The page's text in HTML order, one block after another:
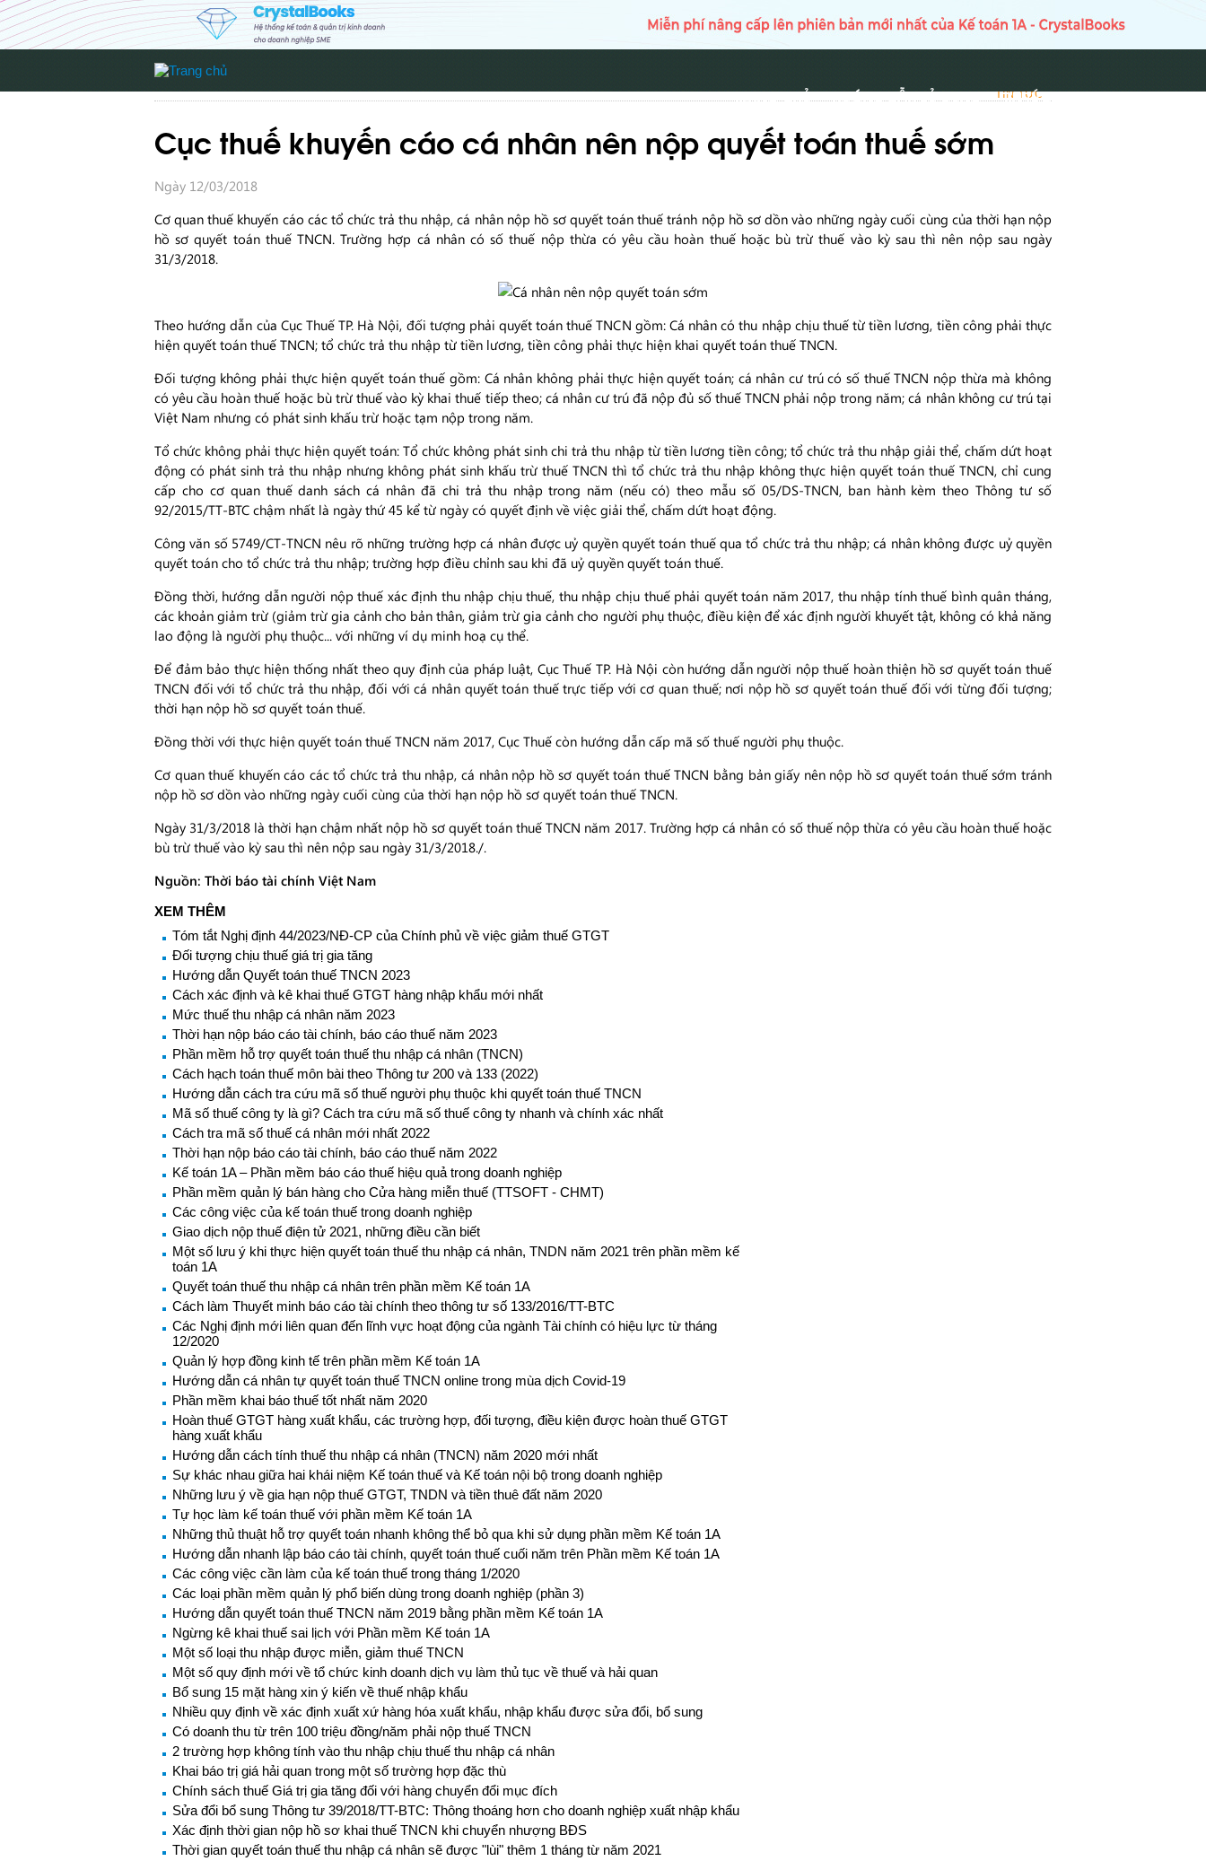
TRANG CHỦ HƯỚNG DẪN SỬ DỤNG TIN TỨC
TIN TỨC
Cục thuế khuyến cáo cá nhân nên nộp quyết toán thuế sớm
Ngày 12/03/2018
Cơ quan thuế khuyến cáo các tổ chức trả thu nhập, cá nhân nộp hồ sơ quyết toán thuế tránh nộp hồ sơ dồn vào những ngày cuối cùng của thời hạn nộp
hồ sơ quyết toán thuế TNCN. Trường hợp cá nhân có số thuế nộp thừa có yêu cầu hoàn thuế hoặc bù trừ thuế vào kỳ sau thì nên nộp sau ngày
31/3/2018.
Theo hướng dẫn của Cục Thuế TP. Hà Nội, đối tượng phải quyết toán thuế TNCN gồm: Cá nhân có thu nhập chịu thuế từ tiền lương, tiền công phải thực
hiện quyết toán thuế TNCN; tổ chức trả thu nhập từ tiền lương, tiền công phải thực hiện khai quyết toán thuế TNCN.
Đối tượng không phải thực hiện quyết toán thuế gồm: Cá nhân không phải thực hiện quyết toán; cá nhân cư trú có số thuế TNCN nộp thừa mà không
có yêu cầu hoàn thuế hoặc bù trừ thuế vào kỳ khai thuế tiếp theo; cá nhân cư trú đã nộp đủ số thuế TNCN phải nộp trong năm; cá nhân không cư trú tại
Việt Nam nhưng có phát sinh khấu trừ hoặc tạm nộp trong năm.
Tổ chức không phải thực hiện quyết toán: Tổ chức không phát sinh chi trả thu nhập từ tiền lương tiền công; tổ chức trả thu nhập giải thể, chấm dứt hoạt
động có phát sinh trả thu nhập nhưng không phát sinh khấu trừ thuế TNCN thì tổ chức trả thu nhập không thực hiện quyết toán thuế TNCN, chỉ cung
cấp cho cơ quan thuế danh sách cá nhân đã chi trả thu nhập trong năm (nếu có) theo mẫu số 05/DS-TNCN, ban hành kèm theo Thông tư số
92/2015/TT-BTC chậm nhất là ngày thứ 45 kể từ ngày có quyết định về việc giải thể, chấm dứt hoạt động.
Công văn số 5749/CT-TNCN nêu rõ những trường hợp cá nhân được uỷ quyền quyết toán thuế qua tổ chức trả thu nhập; cá nhân không được uỷ quyền
quyết toán cho tổ chức trả thu nhập; trường hợp điều chỉnh sau khi đã uỷ quyền quyết toán thuế.
Đồng thời, hướng dẫn người nộp thuế xác định thu nhập chịu thuế, thu nhập chịu thuế phải quyết toán năm 2017, thu nhập tính thuế bình quân tháng,
các khoản giảm trừ (giảm trừ gia cảnh cho bản thân, giảm trừ gia cảnh cho người phụ thuộc, điều kiện để xác định người khuyết tật, không có khả năng
lao động là người phụ thuộc... với những ví dụ minh hoạ cụ thể.
Để đảm bảo thực hiện thống nhất theo quy định của pháp luật, Cục Thuế TP. Hà Nội còn hướng dẫn người nộp thuế hoàn thiện hồ sơ quyết toán thuế
TNCN đối với tổ chức trả thu nhập, đối với cá nhân quyết toán thuế trực tiếp với cơ quan thuế; nơi nộp hồ sơ quyết toán thuế đối với từng đối tượng;
thời hạn nộp hồ sơ quyết toán thuế.
Đồng thời với thực hiện quyết toán thuế TNCN năm 2017, Cục Thuế còn hướng dẫn cấp mã số thuế người phụ thuộc.
Cơ quan thuế khuyến cáo các tổ chức trả thu nhập, cá nhân nộp hồ sơ quyết toán thuế TNCN bằng bản giấy nên nộp hồ sơ quyết toán thuế sớm tránh
nộp hồ sơ dồn vào những ngày cuối cùng của thời hạn nộp hồ sơ quyết toán thuế TNCN.
Ngày 31/3/2018 là thời hạn chậm nhất nộp hồ sơ quyết toán thuế TNCN năm 2017. Trường hợp cá nhân có số thuế nộp thừa có yêu cầu hoàn thuế hoặc
bù trừ thuế vào kỳ sau thì nên nộp sau ngày 31/3/2018./.
Nguồn: Thời báo tài chính Việt Nam
XEM THÊM
Tóm tắt Nghị định 44/2023/NĐ-CP của Chính phủ về việc giảm thuế GTGT
Đối tượng chịu thuế giá trị gia tăng
Hướng dẫn Quyết toán thuế TNCN 2023
Cách xác định và kê khai thuế GTGT hàng nhập khẩu mới nhất
Mức thuế thu nhập cá nhân năm 2023
Thời hạn nộp báo cáo tài chính, báo cáo thuế năm 2023
Phần mềm hỗ trợ quyết toán thuế thu nhập cá nhân (TNCN)
Cách hạch toán thuế môn bài theo Thông tư 200 và 133 (2022)
Hướng dẫn cách tra cứu mã số thuế người phụ thuộc khi quyết toán thuế TNCN
Mã số thuế công ty là gì? Cách tra cứu mã số thuế công ty nhanh và chính xác nhất
Cách tra mã số thuế cá nhân mới nhất 2022
Thời hạn nộp báo cáo tài chính, báo cáo thuế năm 2022
Kế toán 1A – Phần mềm báo cáo thuế hiệu quả trong doanh nghiệp
Phần mềm quản lý bán hàng cho Cửa hàng miễn thuế (TTSOFT - CHMT)
Các công việc của kế toán thuế trong doanh nghiệp
Giao dịch nộp thuế điện tử 2021, những điều cần biết
Một số lưu ý khi thực hiện quyết toán thuế thu nhập cá nhân, TNDN năm 2021 trên phần mềm kế
toán 1A
Quyết toán thuế thu nhập cá nhân trên phần mềm Kế toán 1A
Cách làm Thuyết minh báo cáo tài chính theo thông tư số 133/2016/TT-BTC
Các Nghị định mới liên quan đến lĩnh vực hoạt động của ngành Tài chính có hiệu lực từ tháng
12/2020
Quản lý hợp đồng kinh tế trên phần mềm Kế toán 1A
Hướng dẫn cá nhân tự quyết toán thuế TNCN online trong mùa dịch Covid-19
Phần mềm khai báo thuế tốt nhất năm 2020
Hoàn thuế GTGT hàng xuất khẩu, các trường hợp, đối tượng, điều kiện được hoàn thuế GTGT
hàng xuất khẩu
Hướng dẫn cách tính thuế thu nhập cá nhân (TNCN) năm 2020 mới nhất
Sự khác nhau giữa hai khái niệm Kế toán thuế và Kế toán nội bộ trong doanh nghiệp
Những lưu ý về gia hạn nộp thuế GTGT, TNDN và tiền thuê đất năm 2020
Tự học làm kế toán thuế với phần mềm Kế toán 1A
Những thủ thuật hỗ trợ quyết toán nhanh không thể bỏ qua khi sử dụng phần mềm Kế toán 1A
Hướng dẫn nhanh lập báo cáo tài chính, quyết toán thuế cuối năm trên Phần mềm Kế toán 1A
Các công việc cần làm của kế toán thuế trong tháng 1/2020
Các loại phần mềm quản lý phổ biến dùng trong doanh nghiệp (phần 3)
Hướng dẫn quyết toán thuế TNCN năm 2019 bằng phần mềm Kế toán 1A
Ngừng kê khai thuế sai lịch với Phần mềm Kế toán 1A
Một số loại thu nhập được miễn, giảm thuế TNCN
Một số quy định mới về tổ chức kinh doanh dịch vụ làm thủ tục về thuế và hải quan
Bổ sung 15 mặt hàng xin ý kiến về thuế nhập khẩu
Nhiều quy định về xác định xuất xứ hàng hóa xuất khẩu, nhập khẩu được sửa đổi, bổ sung
Có doanh thu từ trên 100 triệu đồng/năm phải nộp thuế TNCN
2 trường hợp không tính vào thu nhập chịu thuế thu nhập cá nhân
Khai báo trị giá hải quan trong một số trường hợp đặc thù
Chính sách thuế Giá trị gia tăng đối với hàng chuyển đổi mục đích
Sửa đổi bổ sung Thông tư 39/2018/TT-BTC: Thông thoáng hơn cho doanh nghiệp xuất nhập khẩu
Xác định thời gian nộp hồ sơ khai thuế TNCN khi chuyển nhượng BĐS
Thời gian quyết toán thuế thu nhập cá nhân sẽ được "lùi" thêm 1 tháng từ năm 2021